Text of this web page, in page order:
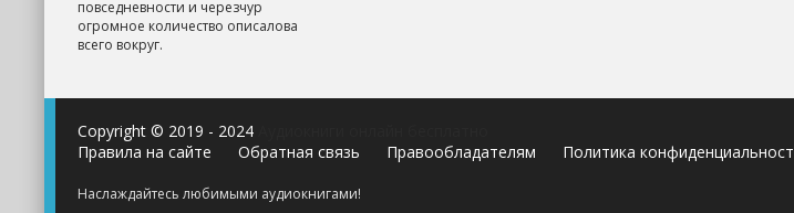
повседневности и черезчур
огромное количество описалова
всего вокруг.
Copyright © 2019 - 2024
Правила на сайте
Обратная связь Правообладателям Политика
Наслаждайтесь любимыми аудиокнигами!